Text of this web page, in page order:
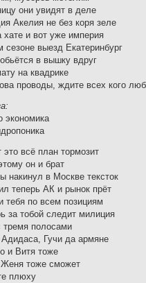
они увидят в деле
Акелия не без коря зеле
хате и вот уже империя
выезд Екатеринбург
в вышку вдруг
на квадрике
проводы, ждите всех кого
экономика
это всё план тормозит
он и брат
накинул в Москве тексток
теперь АК и рынок прёт
тебя по всем позициям
за тобой следит милиция
тремя полосами
Гучи да армяне
и Витя тоже
Женя тоже сможет
плюху